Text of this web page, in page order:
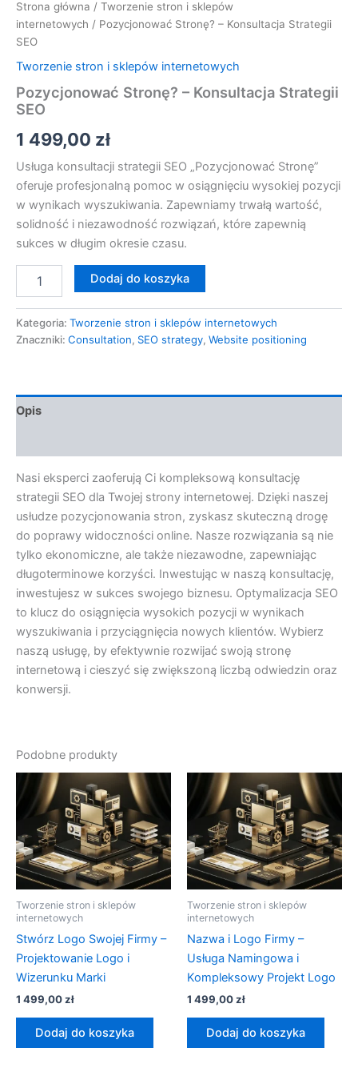
Strona główna / Tworzenie stron i sklepów
internetowych / Pozycjonować Stronę? – Konsultacja Strategii
SEO
Tworzenie stron i sklepów internetowych
Pozycjonować Stronę? – Konsultacja Strategii
SEO
1 499,00 zł
Usługa konsultacji strategii SEO „Pozycjonować Stronę”
oferuje profesjonalną pomoc w osiągnięciu wysokiej pozycji
w wynikach wyszukiwania. Zapewniamy trwałą wartość,
solidność i niezawodność rozwiązań, które zapewnią
sukces w długim okresie czasu.
Dodaj do koszyka
Kategoria: Tworzenie stron i sklepów internetowych
Znaczniki: Consultation, SEO strategy, Website positioning
Opis
Nasi eksperci zaoferują Ci kompleksową konsultację
strategii SEO dla Twojej strony internetowej. Dzięki naszej
usłudze pozycjonowania stron, zyskasz skuteczną drogę
do poprawy widoczności online. Nasze rozwiązania są nie
tylko ekonomiczne, ale także niezawodne, zapewniając
długoterminowe korzyści. Inwestując w naszą konsultację,
inwestujesz w sukces swojego biznesu. Optymalizacja SEO
to klucz do osiągnięcia wysokich pozycji w wynikach
wyszukiwania i przyciągnięcia nowych klientów. Wybierz
naszą usługę, by efektywnie rozwijać swoją stronę
internetową i cieszyć się zwiększoną liczbą odwiedzin oraz
konwersji.
Podobne produkty
Tworzenie stron i sklepów
internetowych
Stwórz Logo Swojej Firmy –
Projektowanie Logo i
Wizerunku Marki
1 499,00zł
Dodaj do koszyka
Tworzenie stron i sklepów
internetowych
Nazwa i Logo Firmy –
Usługa Namingowa i
Kompleksowy Projekt Logo
1 499,00zł
Dodaj do koszyka